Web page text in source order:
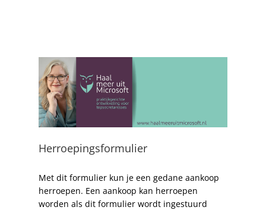
Herroepingsformulier
Met dit formulier kun je een gedane aankoop
herroepen. Een aankoop kan herroepen
worden als dit formulier wordt ingestuurd